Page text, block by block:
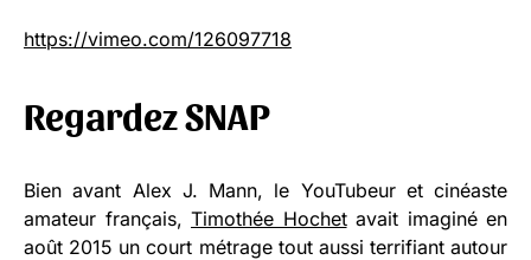
https://vimeo.com/126097718
Regardez SNAP
Bien avant Alex J. Mann, le YouTubeur et cinéaste
amateur français, Timothée Hochetavait imaginé en
août 2015 un court métrage tout aussi terrifiant autour